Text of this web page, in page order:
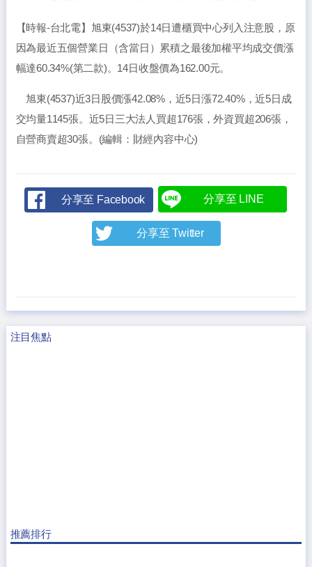
【時報-台北電】旭東(4537)於14日遭櫃買中心列入注意股，原
因為最近五個營業日（含當日）累積之最後加權平均成交價漲
幅達60.34%(第二款)。14日收盤價為162.00元。
旭東(4537)近3日股價漲42.08%，近5日漲72.40%，近5日成
交均量1145張。近5日三大法人買超176張，外資買超206張，
自營商賣超30張。(編輯：財經內容中心)
分享至 Facebook 分享至 LINE
分享至 Twitter
注目焦點
推薦排行